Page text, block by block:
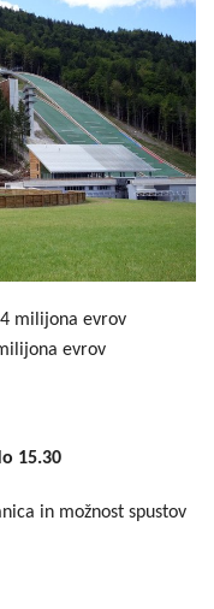
milijona evrov
evrov
15.30
in možnost spustov